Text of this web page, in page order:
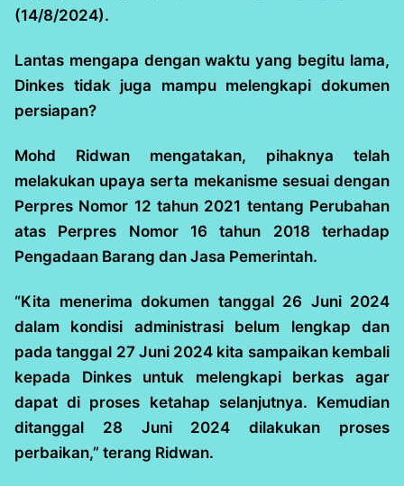
(14/8/2024).
Lantas mengapa dengan waktu yang begitu lama,
Dinkes tidak juga mampu melengkapi dokumen
persiapan?
Mohd Ridwan mengatakan, pihaknya telah
melakukan upaya serta mekanisme sesuai dengan
Perpres Nomor 12 tahun 2021 tentang Perubahan
atas Perpres Nomor 16 tahun 2018 terhadap
Pengadaan Barang dan Jasa Pemerintah.
“Kita menerima dokumen tanggal 26 Juni 2024
dalam kondisi administrasi belum lengkap dan
pada tanggal 27 Juni 2024 kita sampaikan kembali
kepada Dinkes untuk melengkapi berkas agar
dapat di proses ketahap selanjutnya. Kemudian
ditanggal 28 Juni 2024 dilakukan proses
perbaikan,” terang Ridwan.